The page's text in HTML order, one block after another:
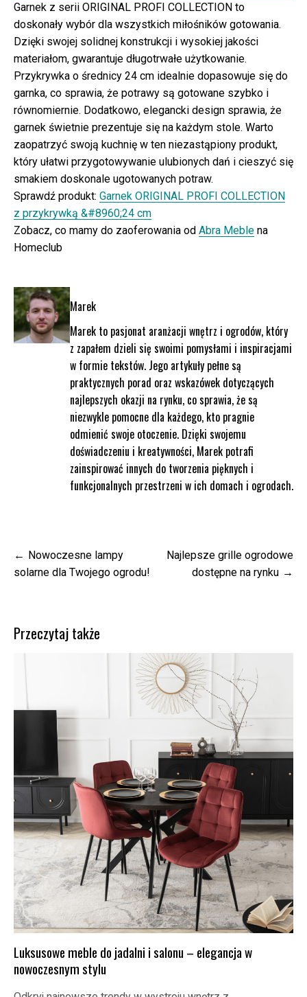
Garnek z serii ORIGINAL PROFI COLLECTION to
doskonały wybór dla wszystkich miłośników gotowania.
Dzięki swojej solidnej konstrukcji i wysokiej jakości
materiałom, gwarantuje długotrwałe użytkowanie.
Przykrywka o średnicy 24 cm idealnie dopasowuje się do
garnka, co sprawia, że potrawy są gotowane szybko i
równomiernie. Dodatkowo, elegancki design sprawia, że
garnek świetnie prezentuje się na każdym stole. Warto
zaopatrzyć swoją kuchnię w ten niezastąpiony produkt,
który ułatwi przygotowywanie ulubionych dań i cieszyć się
smakiem doskonale ugotowanych potraw.
Sprawdź produkt: Garnek ORIGINAL PROFI COLLECTION
z przykrywką &#8960;24 cm
Zobacz, co mamy do zaoferowania od Abra Meble na
Homeclub
Marek
Marek to pasjonat aranżacji wnętrz i ogrodów, który
z zapałem dzieli się swoimi pomysłami i inspiracjami
w formie tekstów. Jego artykuły pełne są
praktycznych porad oraz wskazówek dotyczących
najlepszych okazji na rynku, co sprawia, że są
niezwykle pomocne dla każdego, kto pragnie
odmienić swoje otoczenie. Dzięki swojemu
doświadczeniu i kreatywności, Marek potrafi
zainspirować innych do tworzenia pięknych i
funkcjonalnych przestrzeni w ich domach i ogrodach.
Nawigacja
wpisu
Nowoczesne lampy
solarne dla Twojego ogrodu!
Najlepsze grille ogrodowe
dostępne na rynku
Przeczytaj także
Luksusowe meble do jadalni i salonu – elegancja w
nowoczesnym stylu